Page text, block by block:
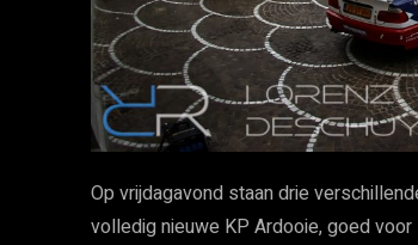
Op vrijdagavond staan drie
volledig nieuwe KP Ardooie, goed